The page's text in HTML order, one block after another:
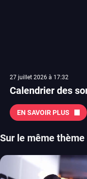
27 juillet 2026 à 17:32
Calendrier des
EN SAVOIR PLUS
Sur le même thème